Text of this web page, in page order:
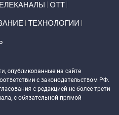
ОТТ
ТЕХНОЛОГИИ
опубликованные на сайте
с законодательством РФ.
с редакцией не более трети
с обязательной прямой